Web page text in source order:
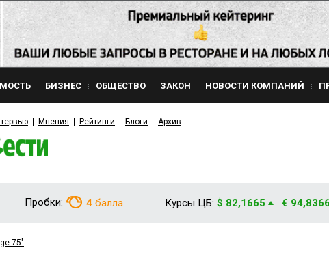
БИЗНЕС ОБЩЕСТВО ЗАКОН НОВОСТИ КОМПАНИЙ
Мнения Рейтинги Блоги Архив
Пробки: 4 балла Курсы ЦБ: $ 82,1665 € 94,8366
75"